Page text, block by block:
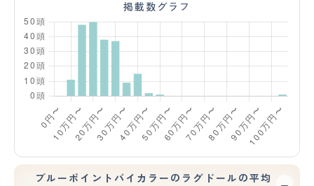
掲載数グラフ
ブルーポイントバイカラーのラグドールの平均